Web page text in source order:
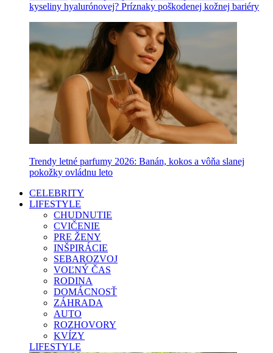
kyseliny hyalurónovej? Príznaky poškodenej kožnej bariéry
Trendy letné parfumy 2026: Banán, kokos a vôňa slanej
pokožky ovládnu leto
CELEBRITY
LIFESTYLE
CHUDNUTIE
CVIČENIE
PRE ŽENY
INŠPIRÁCIE
SEBAROZVOJ
VOĽNÝ ČAS
RODINA
DOMÁCNOSŤ
ZÁHRADA
AUTO
ROZHOVORY
KVÍZY
LIFESTYLE